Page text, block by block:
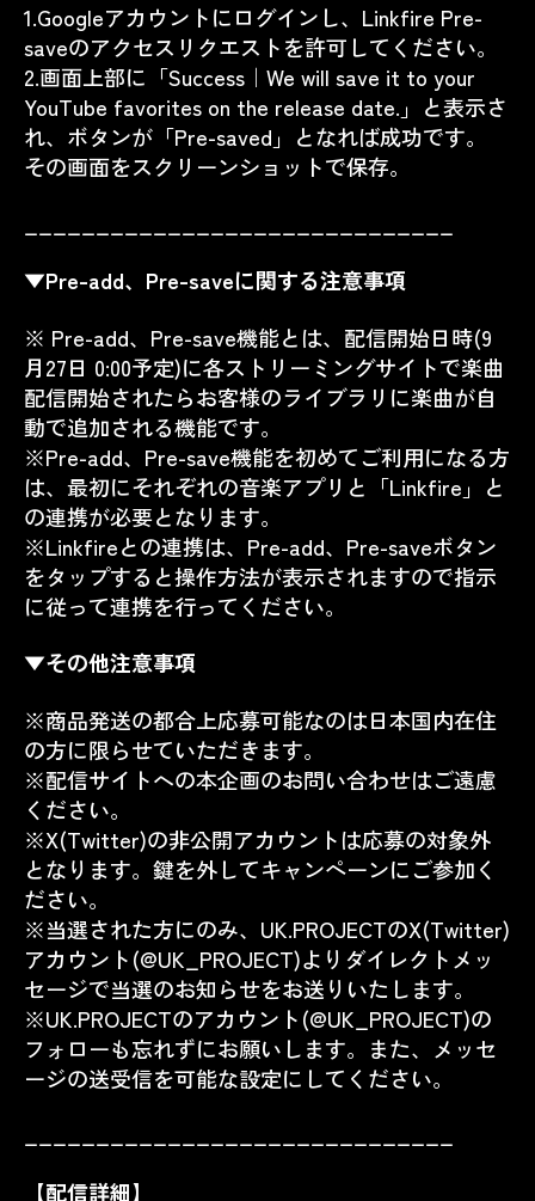
1.Googleアカウントにログインし、Linkfire Pre-
saveのアクセスリクエストを許可してください。
2.画面上部に「Success｜We will save it to your
YouTube favorites on the release date.」と表示さ
れ、ボタンが「Pre-saved」となれば成功です。
その画面をスクリーンショットで保存。
▼Pre-add、Pre-saveに関する注意事項
※ Pre-add、Pre-save機能とは、配信開始日時(9
月27日 0:00予定)に各ストリーミングサイトで楽曲
配信開始されたらお客様のライブラリに楽曲が自
動で追加される機能です。
※Pre-add、Pre-save機能を初めてご利用になる方
は、最初にそれぞれの音楽アプリと「Linkfire」と
の連携が必要となります。
※Linkfireとの連携は、Pre-add、Pre-saveボタン
をタップすると操作方法が表示されますので指示
に従って連携を行ってください。
▼その他注意事項
※商品発送の都合上応募可能なのは日本国内在住
の方に限らせていただきます。
※配信サイトへの本企画のお問い合わせはご遠慮
ください。
※X(Twitter)の非公開アカウントは応募の対象外
となります。鍵を外してキャンペーンにご参加く
ださい。
※当選された方にのみ、UK.PROJECTのX(Twitter)
アカウント(@UK_PROJECT)よりダイレクトメッ
セージで当選のお知らせをお送りいたします。
※UK.PROJECTのアカウント(@UK_PROJECT)の
フォローも忘れずにお願いします。また、メッセ
ージの送受信を可能な設定にしてください。
【配信詳細】